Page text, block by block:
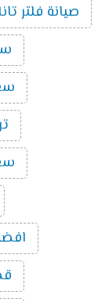
صيانة فلتر تانك 7
افضل